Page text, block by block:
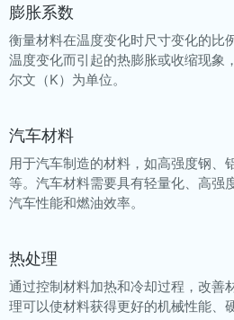
膨胀系数
衡量材料在温度变化时尺寸变化的比
温度变化而引起的热膨胀或收缩现
尔文（K）为单位。
汽车材料
用于汽车制造的材料，如高强度钢、
等。汽车材料需要具有轻量化、高强
汽车性能和燃油效率。
热处理
通过控制材料加热和冷却过程，改善
理可以使材料获得更好的机械性能、